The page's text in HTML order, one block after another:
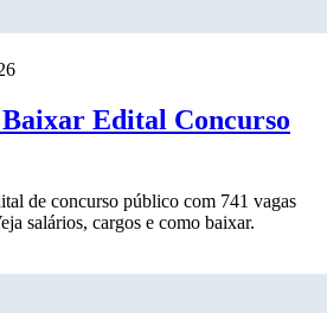
Edital Concurso
de concurso público com 741 vagas
salários, cargos e como baixar.